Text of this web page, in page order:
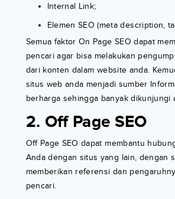
Internal Link;
Elemen SEO (meta description,
Semua faktor On Page SEO dapat
pencari agar bisa melakukan
dari konten dalam website anda.
situs web anda menjadi sumber
berharga sehingga banyak dikunjungi
2. Off Page SEO
Off Page SEO dapat membantu
Anda dengan situs yang lain, dengan
memberikan referensi dan
pencari.